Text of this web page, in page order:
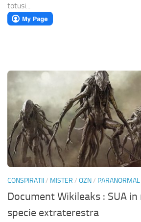
totusi...
CONSPIRATII/ MISTER / OZN/ PARANORMAL
Document Wikileaks : SUA
specie extraterestra